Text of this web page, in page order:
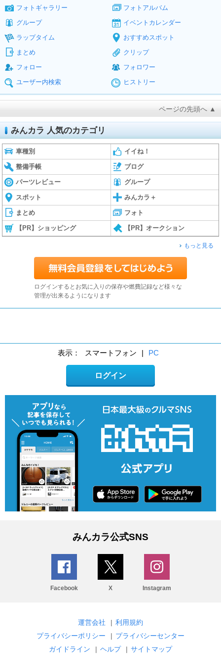
フォトギャラリー
フォトアルバム
グループ
イベントカレンダー
ラップタイム
おすすめスポット
まとめ
クリップ
フォロー
フォロワー
ユーザー内検索
ヒストリー
ページの先頭へ ▲
みんカラ 人気のカテゴリ
車種別 イイね！
整備手帳 ブログ
パーツレビュー グループ
スポット みんカラ＋
まとめ フォト
【PR】ショッピング 【PR】オークション
もっと見る
ログインするとお気に入りの保存や燃費記録など様々な
管理が出来るようになります
表示： スマートフォン | PC
ログイン
みんカラ公式SNS
Facebook X Instagram
運営会社 | 利用規約
プライバシーポリシー
| プライバシーセンター
ガイドライン
| ヘルプ | サイトマップ